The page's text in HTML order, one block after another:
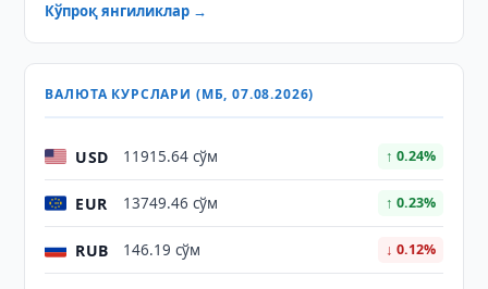
Кўпроқ янгиликлар →
ВАЛЮТА КУРСЛАРИ (МБ, 07.08.2026)
USD 11915.64 сўм ↑ 0.24%
EUR 13749.46 сўм ↑ 0.23%
RUB 146.19 сўм ↓ 0.12%